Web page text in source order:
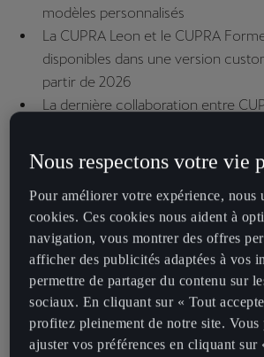
modèles personnalisés
La CUPRA Leon et le CUPRA
disponibles dans une version
partir de 2026
La dernière collaboration entre
Kempten en Allemagne
Nous respectons votre vie
Pour améliorer votre expérience, nous
cookies. Ces cookies nous aident à
navigation, vous montrer des offres
afficher des publicités adaptées à vos
permettre de partager du contenu sur
sociaux. En cliquant sur « Tout
profitez pleinement de notre site. Vous
ajuster vos préférences en cliquant sur